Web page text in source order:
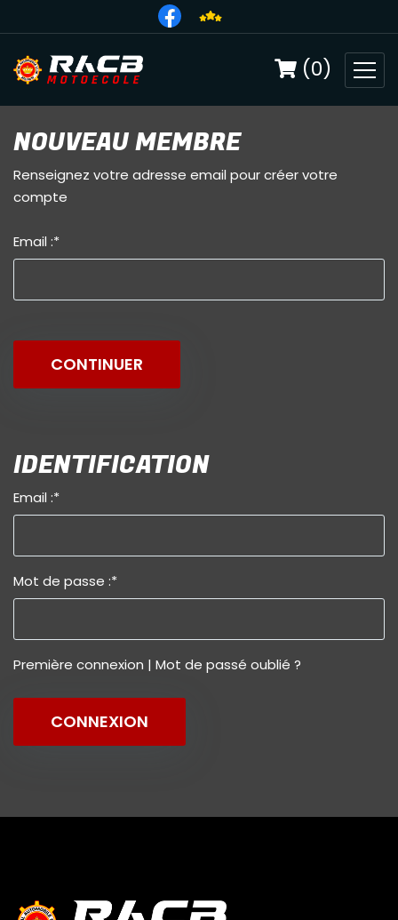
(0)
NOUVEAU MEMBRE
Renseignez votre adresse email pour créer votre
compte
Email :*
IDENTIFICATION
Email :*
Mot de passe :*
Première connexion | Mot de passé oublié ?
CONNEXION